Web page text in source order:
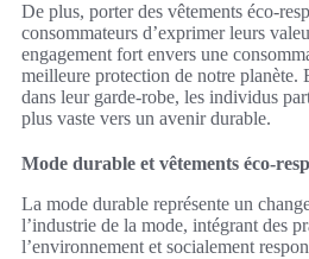
De plus, porter des vêtements éco-
consommateurs d’exprimer leurs
engagement fort envers une
meilleure protection de notre planète.
dans leur garde-robe, les individus
plus vaste vers un avenir durable.
Mode durable et vêtements éco-
La mode durable représente un
l’industrie de la mode, intégrant des
l’environnement et socialement